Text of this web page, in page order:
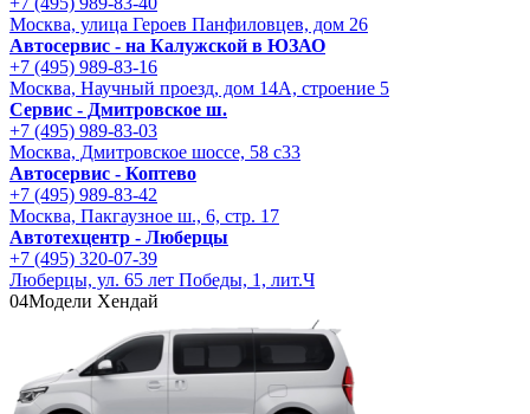
Москва, улица Героев Панфиловцев, дом 26
Автосервис - на Калужской в ЮЗАО
+7 (495) 989-83-16
Москва, Научный проезд, дом 14А, строение 5
Сервис - Дмитровское ш.
+7 (495) 989-83-03
Москва, Дмитровское шоссе, 58 с33
Автосервис - Коптево
+7 (495) 989-83-42
Москва, Пакгаузное ш., 6, стр. 17
Автотехцентр - Люберцы
+7 (495) 320-07-39
Люберцы, ул. 65 лет Победы, 1, лит.Ч
04Модели Хендай